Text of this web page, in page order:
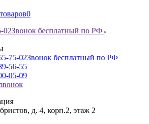
0
02Звонок бесплатный по РФ
75-02Звонок бесплатный по РФ
56-55
05-09
д. 4, корп.2, этаж 2